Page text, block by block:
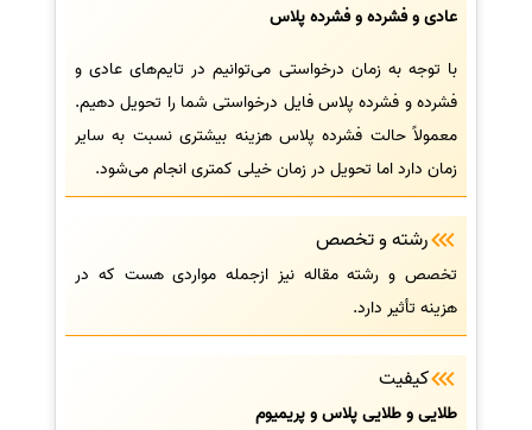
عادی و فشرده و فشرده پلاس
با توجه به زمان درخواستی می‌توانیم در تایم‌های عادی و
فشرده و فشرده پلاس فایل درخواستی شما را تحویل دهیم.
معمولاً حالت فشرده پلاس هزینه بیشتری نسبت به سایر
زمان دارد اما تحویل در زمان خیلی کمتری انجام می‌شود.
رشته و تخصص
تخصص و رشته مقاله نیز ازجمله مواردی هست که در
هزینه تأثیر دارد.
کیفیت
طلایی و طلایی پلاس و پریمیوم